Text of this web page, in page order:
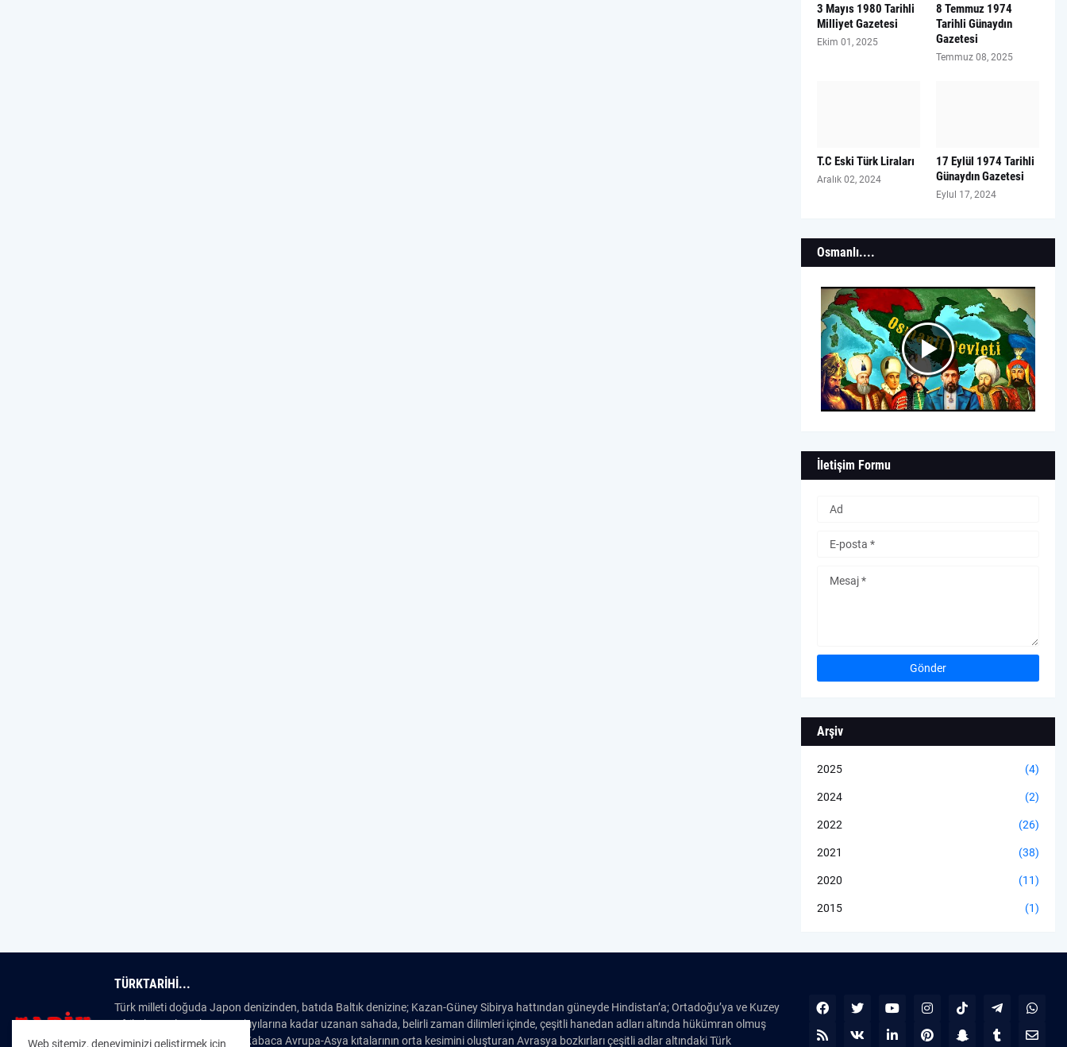
3 Mayıs 1980 Tarihli
Milliyet Gazetesi
Ekim 01, 2025
8 Temmuz 1974
Tarihli Günaydın
Gazetesi
Temmuz 08, 2025
T.C Eski Türk Liraları
Aralık 02, 2024
17 Eylül 1974 Tarihli
Günaydın Gazetesi
Eylul 17, 2024
Osmanlı....
İletişim Formu
Arşiv
2025 (4)
2024 (2)
2022 (26)
2021 (38)
2020 (11)
2015 (1)
TÜRKTARIHI...
Türk milleti doğuda Japon denizinden, batıda Baltık denizine; Kazan-Güney Sibirya hattından güneyde Hindistan’a; Ortadoğu’ya ve Kuzey
Afrika’nın Atlas Okyanusu kıyılarına kadar uzanan sahada, belirli zaman dilimleri içinde, çeşitli hanedan adları altında hükümran olmuş
dünyanın en eski milletidir. Kabaca Avrupa-Asya kıtalarının orta kesimini oluşturan Avrasya bozkırları çeşitli adlar altındaki Türk
Web sitemiz, deneyiminizi geliştirmek için